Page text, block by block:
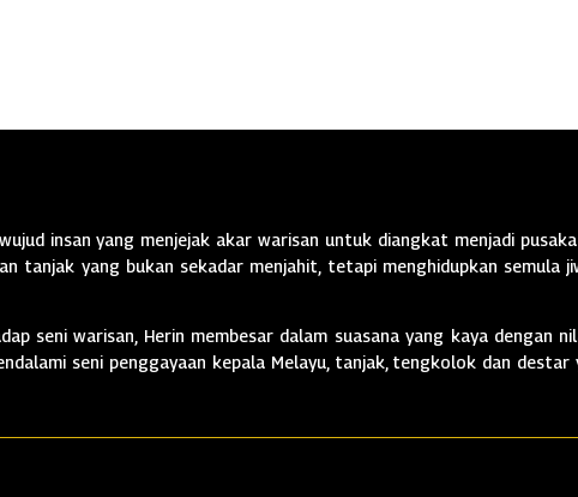
insan yang menjejak akar warisan untuk diangkat menjadi
tanjak yang bukan sekadar menjahit, tetapi menghidupkan semula
seni warisan, Herin membesar dalam suasana yang kaya dengan
seni penggayaan kepala Melayu, tanjak, tengkolok dan